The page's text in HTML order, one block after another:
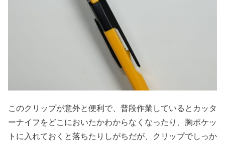
このクリップが意外と便利で、普段作業しているとカッタ
ーナイフをどこにおいたかわからなくなったり、胸ポケッ
トに入れておくと落ちたりしがちだが、クリップでしっか